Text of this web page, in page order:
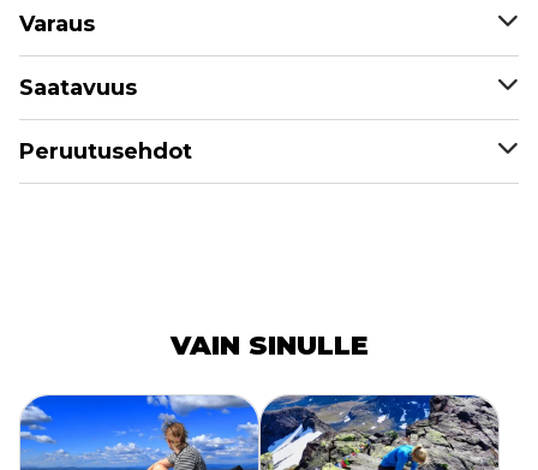
Varaus
Saatavuus
Peruutusehdot
VAIN SINULLE